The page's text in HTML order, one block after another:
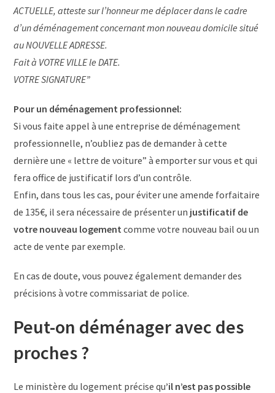
ACTUELLE, atteste sur l’honneur me déplacer dans le cadre
d’un déménagement concernant mon nouveau domicile situé
au NOUVELLE ADRESSE.
Fait à VOTRE VILLE le DATE.
VOTRE SIGNATURE”
Pour un déménagement professionnel:
Si vous faite appel à une entreprise de déménagement
professionnelle, n’oubliez pas de demander à cette
dernière une « lettre de voiture” à emporter sur vous et qui
fera office de justificatif lors d’un contrôle.
Enfin, dans tous les cas, pour éviter une amende forfaitaire
de 135€, il sera nécessaire de présenter un justificatif de
votre nouveau logement comme votre nouveau bail ou un
acte de vente par exemple.
En cas de doute, vous pouvez également demander des
précisions à votre commissariat de police.
Peut-on déménager avec des
proches ?
Le ministère du logement précise qu’il n’est pas possible